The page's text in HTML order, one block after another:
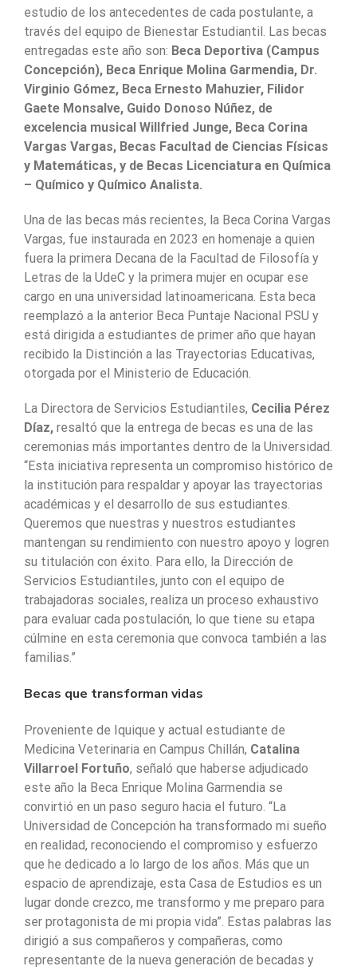
estudio de los antecedentes de cada postulante, a
través del equipo de Bienestar Estudiantil. Las becas
entregadas este año son: Beca Deportiva (Campus
Concepción), Beca Enrique Molina Garmendia, Dr.
Virginio Gómez, Beca Ernesto Mahuzier, Filidor
Gaete Monsalve, Guido Donoso Núñez, de
excelencia musical Willfried Junge, Beca Corina
Vargas Vargas, Becas Facultad de Ciencias Físicas
y Matemáticas, y de Becas Licenciatura en Química
– Químico y Químico Analista.
Una de las becas más recientes, la Beca Corina Vargas
Vargas, fue instaurada en 2023 en homenaje a quien
fuera la primera Decana de la Facultad de Filosofía y
Letras de la UdeC y la primera mujer en ocupar ese
cargo en una universidad latinoamericana. Esta beca
reemplazó a la anterior Beca Puntaje Nacional PSU y
está dirigida a estudiantes de primer año que hayan
recibido la Distinción a las Trayectorias Educativas,
otorgada por el Ministerio de Educación.
La Directora de Servicios Estudiantiles, Cecilia Pérez
Díaz, resaltó que la entrega de becas es una de las
ceremonias más importantes dentro de la Universidad.
“Esta iniciativa representa un compromiso histórico de
la institución para respaldar y apoyar las trayectorias
académicas y el desarrollo de sus estudiantes.
Queremos que nuestras y nuestros estudiantes
mantengan su rendimiento con nuestro apoyo y logren
su titulación con éxito. Para ello, la Dirección de
Servicios Estudiantiles, junto con el equipo de
trabajadoras sociales, realiza un proceso exhaustivo
para evaluar cada postulación, lo que tiene su etapa
cúlmine en esta ceremonia que convoca también a las
familias.”
Becas que transforman vidas
Proveniente de Iquique y actual estudiante de
Medicina Veterinaria en Campus Chillán, Catalina
Villarroel Fortuño, señaló que haberse adjudicado
este año la Beca Enrique Molina Garmendia se
convirtió en un paso seguro hacia el futuro. “La
Universidad de Concepción ha transformado mi sueño
en realidad, reconociendo el compromiso y esfuerzo
que he dedicado a lo largo de los años. Más que un
espacio de aprendizaje, esta Casa de Estudios es un
lugar donde crezco, me transformo y me preparo para
ser protagonista de mi propia vida”. Estas palabras las
dirigió a sus compañeros y compañeras, como
representante de la nueva generación de becadas y